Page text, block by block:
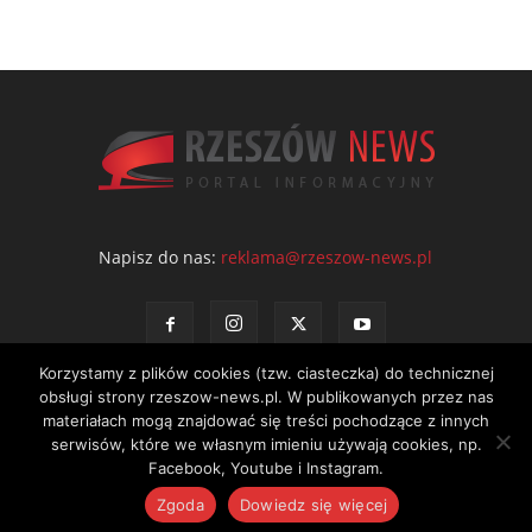
Napisz do nas: reklama@rzeszow-news.pl
Kontakt Polityka prywatności Regulamin portalu
© NEWS Sp. z o.o. - wydawca portalu Rzeszów News. Wszystkie prawa
zastrzeżone. Tel.: 601 97 55 30
Korzystamy z plików cookies (tzw. ciasteczka) do technicznej
obsługi strony rzeszow-news.pl. W publikowanych przez nas
materiałach mogą znajdować się treści pochodzące z innych
serwisów, które we własnym imieniu używają cookies, np.
Facebook, Youtube i Instagram.
Zgoda
Dowiedz się więcej